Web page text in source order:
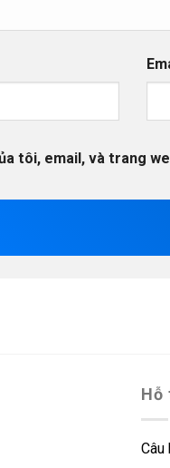
tôi, email, và trang
Hỗ
Câu